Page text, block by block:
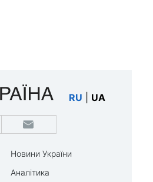
RU UA
Новини України
Аналітика